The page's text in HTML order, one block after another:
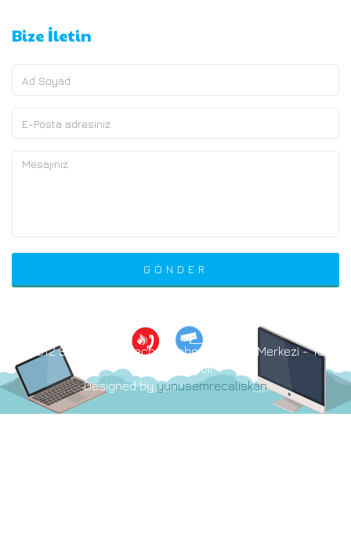
Bize İletin
© 2012 Sakarya Destech Notebook Onarım Merkezi - Tüm
hakları saklıdır.
Designed by yunusemrecaliskan